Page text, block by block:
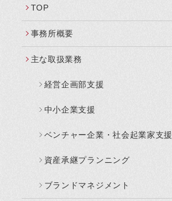
TOP
事務所概要
主な取扱業務
経営企画部支援
中小企業支援
ベンチャー企業・社会起業家支援
資産承継プランニング
ブランドマネジメント